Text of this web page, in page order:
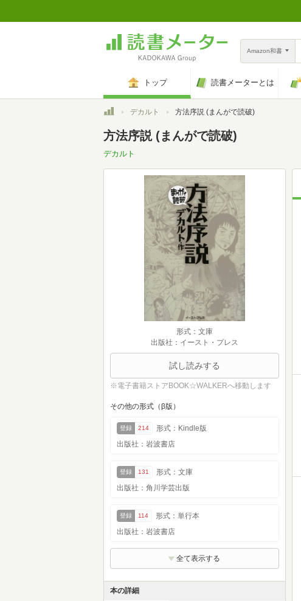
Amazon和書
トップ 読書メーターとは
トップデカルト 方法序説 (まんがで読破)
方法序説 (まんがで読破)
デカルト
形式：文庫
出版社：イースト・プレス
試し読みする
※電子書籍ストアBOOK☆WALKERへ移動します
その他の形式（β版）
登録 214
形式：Kindle版
出版社：岩波書店
登録 131
形式：文庫
出版社：角川学芸出版
登録 114
形式：単行本
出版社：岩波書店
全て表示する
本の詳細